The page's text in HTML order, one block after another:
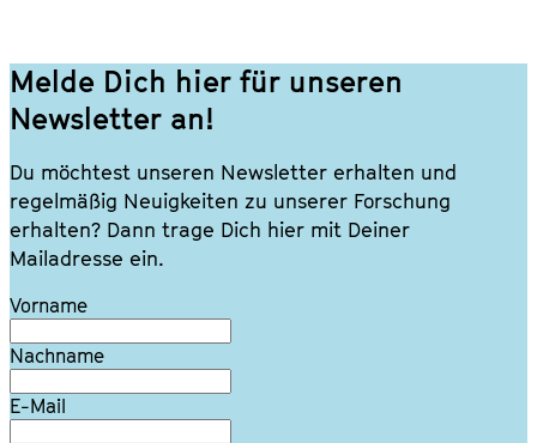
Melde Dich hier für unseren
Newsletter an!
Du möchtest unseren Newsletter erhalten und
regelmäßig Neuigkeiten zu unserer Forschung
erhalten? Dann trage Dich hier mit Deiner
Mailadresse ein.
Lass
Feld
leer
Vorname
Nachname
E-Mail